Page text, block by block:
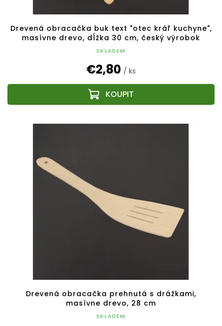
Drevená obracačka buk text "otec kráľ kuchyne",
masívne drevo, dĺžka 30 cm, český výrobok
SKLADEM
€2,80 / ks
Drevená obracačka prehnutá s drážkami,
masívne drevo, 28 cm
SKLADEM